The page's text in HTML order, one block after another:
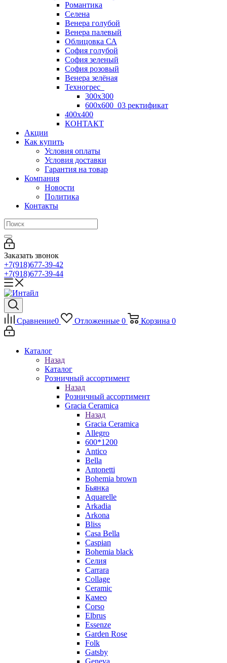
Романтика
Селена
Венера голубой
Венера палевый
Облицовка СА
София голубой
София зеленый
София розовый
Венера зелёная
Техногрес
300х300
600х600_03 ректификат
400х400
КОНТАКТ
Акции
Как купить
Условия оплаты
Условия доставки
Гарантия на товар
Компания
Новости
Политика
Контакты
Заказать звонок
+7(918)677-39-42
+7(918)677-39-44
Сравнение0 Отложенные 0 Корзина 0
Каталог
Назад
Каталог
Розничный ассортимент
Назад
Розничный ассортимент
Gracia Ceramica
Назад
Gracia Ceramica
Allegro
600*1200
Antico
Bella
Antonetti
Bohemia brown
Бьянка
Aquarelle
Arkadia
Arkona
Bliss
Casa Bella
Caspian
Bohemia black
Селия
Carrara
Collage
Ceramic
Камео
Corso
Elbrus
Essenze
Garden Rose
Folk
Gatsby
Geneva